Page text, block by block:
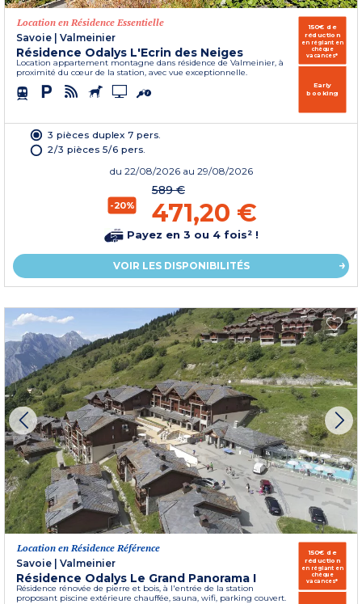
Location en Résidence Essentielle
Savoie
Valmeinier
Résidence Odalys L'Ecrin des Neiges
Location appartement montagne dans résidence de Valmeinier, à
proximité du cœur de la station, avec vue exceptionnelle.
150€ de
réduction
en réglant en
chèque
vacances*
Early
booking
3 pièces duplex 7 pers.
2/3 pièces 5/6 pers.
du 22/08/2026 au 29/08/2026
-20%
589 €
471,20 €
Payez en 3 ou 4 fois² !
VOIR LES DISPONIBILITÉS
Location en Résidence Référence
Savoie | Valmeinier
Résidence Odalys Le Grand Panorama I
Résidence rénovée de pierre et bois, à l'entrée de la station
proposant piscine extérieure chauffée, sauna, wifi, parking couvert.
150€ de
réduction
en réglant en
chèque
vacances*